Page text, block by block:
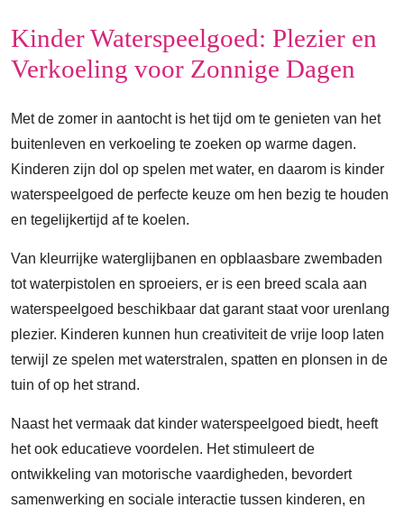
Kinder Waterspeelgoed: Plezier en
Verkoeling voor Zonnige Dagen
Met de zomer in aantocht is het tijd om te genieten van het
buitenleven en verkoeling te zoeken op warme dagen.
Kinderen zijn dol op spelen met water, en daarom is kinder
waterspeelgoed de perfecte keuze om hen bezig te houden
en tegelijkertijd af te koelen.
Van kleurrijke waterglijbanen en opblaasbare zwembaden
tot waterpistolen en sproeiers, er is een breed scala aan
waterspeelgoed beschikbaar dat garant staat voor urenlang
plezier. Kinderen kunnen hun creativiteit de vrije loop laten
terwijl ze spelen met waterstralen, spatten en plonsen in de
tuin of op het strand.
Naast het vermaak dat kinder waterspeelgoed biedt, heeft
het ook educatieve voordelen. Het stimuleert de
ontwikkeling van motorische vaardigheden, bevordert
samenwerking en sociale interactie tussen kinderen, en